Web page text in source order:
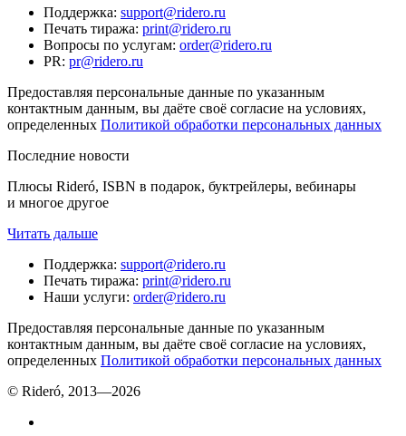
Поддержка: support@ridero.ru
Печать тиража: print@ridero.ru
Вопросы по услугам: order@ridero.ru
PR: pr@ridero.ru
Предоставляя персональные данные по указанным
контактным данным, вы даёте своё согласие на условиях,
определенных Политикой обработки персональных данных
Последние новости
Плюсы Rideró, ISBN в подарок, буктрейлеры, вебинары
и многое другое
Читать дальше
Поддержка: support@ridero.ru
Печать тиража: print@ridero.ru
Наши услуги: order@ridero.ru
Предоставляя персональные данные по указанным
контактным данным, вы даёте своё согласие на условиях,
определенных Политикой обработки персональных данных
© Rideró, 2013—2026